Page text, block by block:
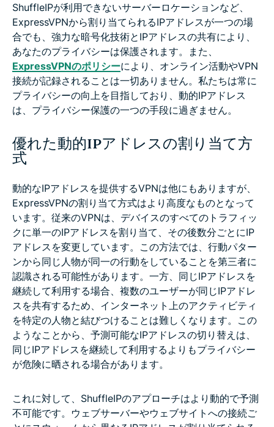
ShuffleIPが利用できないサーバーロケーションなど、
ExpressVPNから割り当てられるIPアドレスが一つの場
合でも、強力な暗号化技術とIPアドレスの共有により、
あなたのプライバシーは保護されます。また、
ExpressVPNのポリシーにより、オンライン活動やVPN
接続が記録されることは一切ありません。私たちは常に
プライバシーの向上を目指しており、動的IPアドレス
は、プライバシー保護の一つの手段に過ぎません。
優れた動的IPアドレスの割り当て方
式
動的なIPアドレスを提供するVPNは他にもありますが、
ExpressVPNの割り当て方式はより高度なものとなって
います。従来のVPNは、デバイスのすべてのトラフィッ
クに単一のIPアドレスを割り当て、その後数分ごとにIP
アドレスを変更しています。この方法では、行動パター
ンから同じ人物が同一の行動をしていることを第三者に
認識される可能性があります。一方、同じIPアドレスを
継続して利用する場合、複数のユーザーが同じIPアドレ
スを共有するため、インターネット上のアクティビティ
を特定の人物と結びつけることは難しくなります。この
ようなことから、予測可能なIPアドレスの切り替えは、
同じIPアドレスを継続して利用するよりもプライバシー
が危険に晒される場合があります。
これに対して、ShuffleIPのアプローチはより動的で予測
不可能です。ウェブサーバーやウェブサイトへの接続ご